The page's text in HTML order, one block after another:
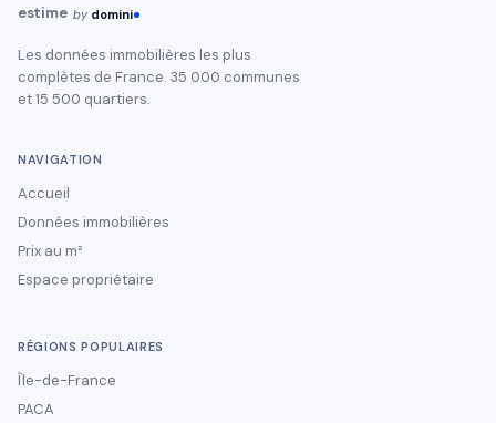
estime by domini
Les données immobilières les plus
complètes de France. 35 000 communes
et 15 500 quartiers.
NAVIGATION
Accueil
Données immobilières
Prix au m²
Espace propriétaire
RÉGIONS POPULAIRES
Île-de-France
PACA